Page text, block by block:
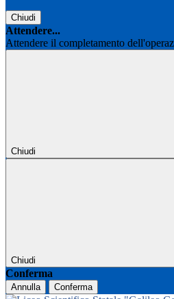
Chiudi
Attendere...
Attendere il completamento
Chiudi
Chiudi
Conferma
Annulla Conferma